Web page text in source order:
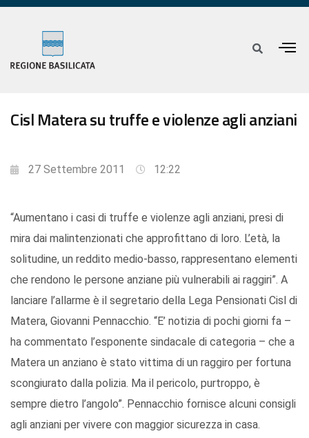
Cisl Matera su truffe e violenze agli anziani
27 Settembre 2011 12:22
“Aumentano i casi di truffe e violenze agli anziani, presi di
mira dai malintenzionati che approfittano di loro. L’età, la
solitudine, un reddito medio-basso, rappresentano elementi
che rendono le persone anziane più vulnerabili ai raggiri”. A
lanciare l’allarme è il segretario della Lega Pensionati Cisl di
Matera, Giovanni Pennacchio. “E’ notizia di pochi giorni fa –
ha commentato l’esponente sindacale di categoria – che a
Matera un anziano è stato vittima di un raggiro per fortuna
scongiurato dalla polizia. Ma il pericolo, purtroppo, è
sempre dietro l’angolo”. Pennacchio fornisce alcuni consigli
agli anziani per vivere con maggior sicurezza in casa.